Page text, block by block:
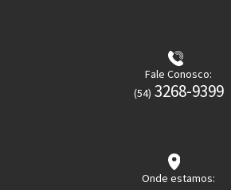
Fale Conosco:
(54) 3268-9399
Onde estamos: